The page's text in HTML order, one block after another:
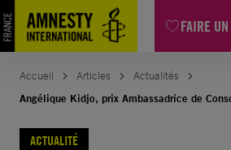
FAIRE
Aller
au
contenu
Accueil Articles
Actualités
Angélique Kidjo, prix Ambassadrice de
ACTUALITÉ